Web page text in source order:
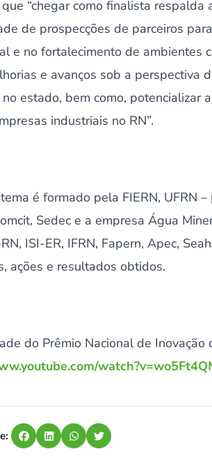
“chegar como finalista
de prospecções de parceiros
e no fortalecimento de ambientes
e avanços sob a perspectiva
estado, bem como, potencializar
industriais no RN”.
é formado pela FIERN, UFRN
Sedec e a empresa Água
ISI-ER, IFRN, Fapern, Apec,
ações e resultados obtidos.
do Prêmio Nacional de